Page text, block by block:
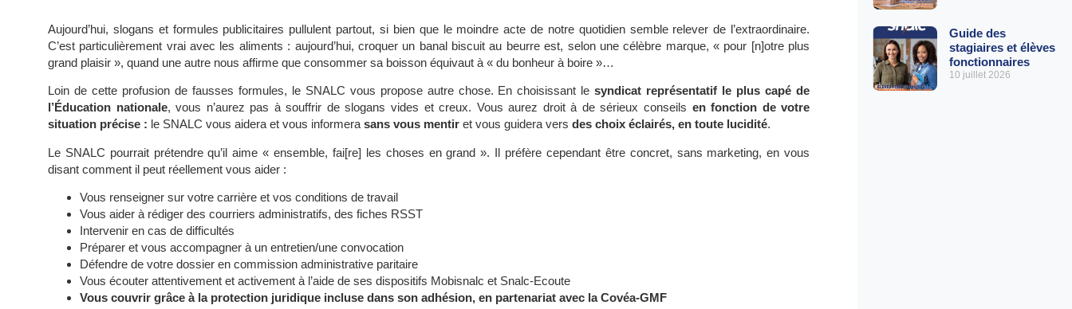
Aujourd’hui, slogans et formules publicitaires pullulent partout, si bien que le moindre acte de notre quotidien semble relever de l’extraordinaire.
C’est particulièrement vrai avec les aliments : aujourd’hui, croquer un banal biscuit au beurre est, selon une célèbre marque, « pour [n]otre plus
grand plaisir », quand une autre nous affirme que consommer sa boisson équivaut à « du bonheur à boire »…
Loin de cette profusion de fausses formules, le SNALC vous propose autre chose. En choisissant lesyndicat représentatif le plus capé de
l’Éducation nationale, vous n’aurez pas à souffrir de slogans vides et creux. Vous aurez droit à de sérieux conseils en fonction de votre
situation précise : le SNALC vous aidera et vous informera sans vous mentir et vous guidera vers des choix éclairés, en toute lucidité.
Le SNALC pourrait prétendre qu’il aime « ensemble, fai[re] les choses en grand ». Il préfère cependant être concret, sans marketing, en vous
disant comment il peut réellement vous aider :
Vous renseigner sur votre carrière et vos conditions de travail
Vous aider à rédiger des courriers administratifs, des fiches RSST
Intervenir en cas de difficultés
Préparer et vous accompagner à un entretien/une convocation
Défendre de votre dossier en commission administrative paritaire
Vous écouter attentivement et activement à l’aide de ses dispositifs Mobisnalc et Snalc-Ecoute
Vous couvrir grâce à la protection juridique incluse dans son adhésion, en partenariat avec la Covéa-GMF
Guide des
stagiaires et élèves
fonctionnaires
10 juillet 2026